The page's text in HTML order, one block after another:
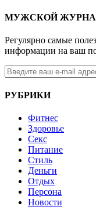
МУЖСКОЙ ЖУРНАЛ
Регулярно самые
информации на ваш
РУБРИКИ
Фитнес
Здоровье
Секс
Питание
Стиль
Деньги
Отдых
Персона
Новости